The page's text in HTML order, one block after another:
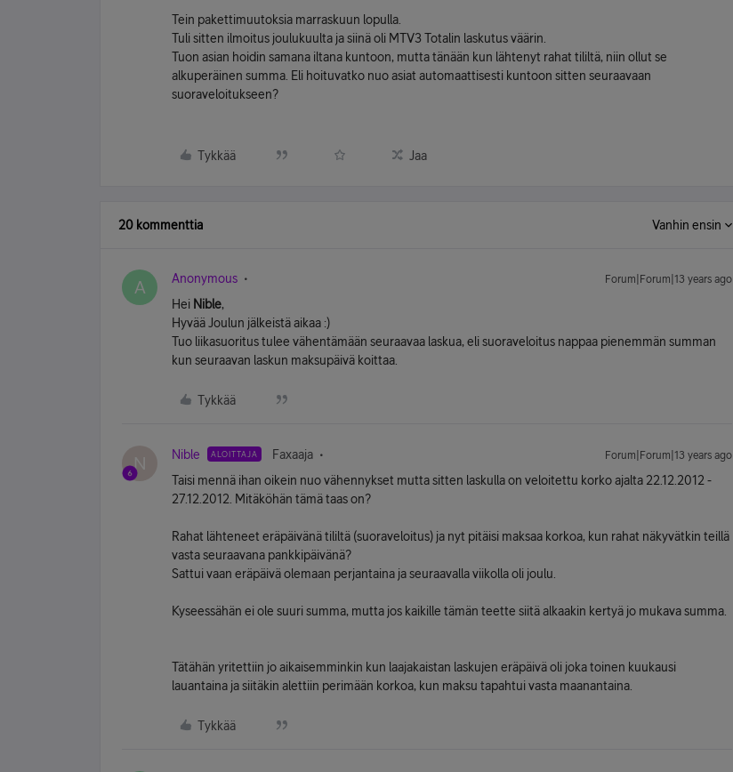
Tein pakettimuutoksia marraskuun lopulla.
Tuli sitten ilmoitus joulukuulta ja siinä oli MTV3 Totalin laskutus väärin.
Tuon asian hoidin samana iltana kuntoon, mutta tänään kun lähtenyt rahat tililtä, niin ollut se
alkuperäinen summa. Eli hoituvatko nuo asiat automaattisesti kuntoon sitten seuraavaan
suoraveloitukseen?
Tykkää Jaa
20 kommenttia Vanhin ensin
A Anonymous Forum|Forum|13 years ago
Hei Nible,
Hyvää Joulun jälkeistä aikaa :)
Tuo liikasuoritus tulee vähentämään seuraavaa laskua, eli suoraveloitus nappaa pienemmän summan
kun seuraavan laskun maksupäivä koittaa.
Tykkää
N Nible ALOITTAJA Faxaaja Forum|Forum|13 years ago
Taisi mennä ihan oikein nuo vähennykset mutta sitten laskulla on veloitettu korko ajalta 22.12.2012 -
27.12.2012. Mitäköhän tämä taas on?
Rahat lähteneet eräpäivänä tililtä (suoraveloitus) ja nyt pitäisi maksaa korkoa, kun rahat näkyvätkin teillä
vasta seuraavana pankkipäivänä?
Sattui vaan eräpäivä olemaan perjantaina ja seuraavalla viikolla oli joulu.
Kyseessähän ei ole suuri summa, mutta jos kaikille tämän teette siitä alkaakin kertyä jo mukava summa.
Tätähän yritettiin jo aikaisemminkin kun laajakaistan laskujen eräpäivä oli joka toinen kuukausi
lauantaina ja siitäkin alettiin perimään korkoa, kun maksu tapahtui vasta maanantaina.
Tykkää